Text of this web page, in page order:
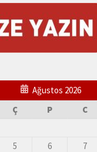
Ağustos 2026
Ç P C
5 6 7